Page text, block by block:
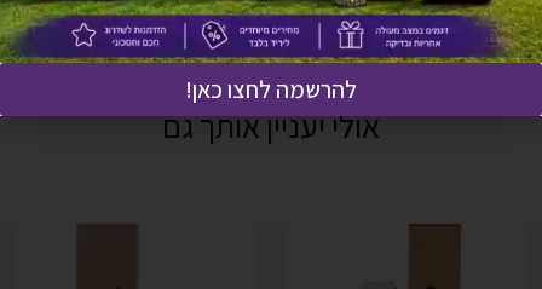
אולי יעניין אותך גם
להרשמה לחצו כאן!